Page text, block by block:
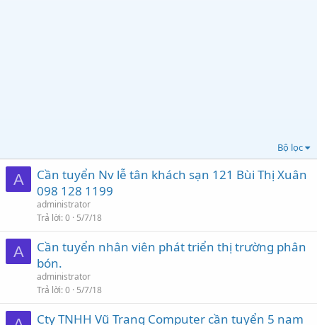
Bộ lọc
A
Cần tuyển Nv lễ tân khách sạn 121 Bùi Thị Xuân
098 128 1199
administrator
Trả lời 0 5/7/18
A
Cần tuyển nhân viên phát triển thị trường phân
bón.
administrator
Trả lời 0 5/7/18
Cty TNHH Vũ Trang Computer cần tuyển 5 nam